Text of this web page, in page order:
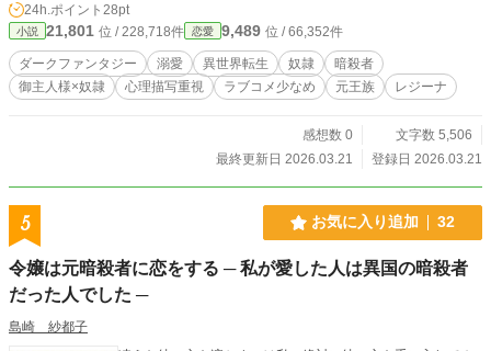
24h.ポイント 28pt
小説 21,801 位 / 228,718件 恋愛 9,489 位 / 66,352件
ダークファンタジー 溺愛 異世界転生 奴隷
暗殺者
御主人様×奴隷
心理描写重視 ラブコメ少なめ 元王族 レジーナ
感想数 0
文字数 5,506
最終更新日 2026.03.21
登録日 2026.03.21
5 お気に入り追加 32
令嬢は元暗殺者に恋をする ─ 私が愛した人は異国の暗殺者
だった人でした ─
島崎 紗都子